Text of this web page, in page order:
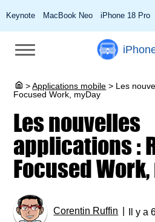
Keynote MacBook Neo iPhone 18 Pro
> Applications mobile > Les
Focused Work, myDay
Les nouvelles
applications :
Focused
Corentin Ruffin Il y a